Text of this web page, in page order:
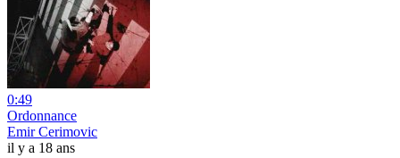
0:49
Ordonnance
Emir Cerimovic
il y a 18 ans